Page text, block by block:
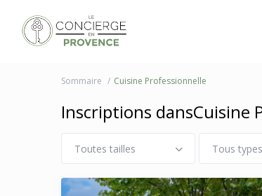
Sommaire Cuisine Professionnelle
Inscriptions dansCuisine
Toutes tailles Tous types